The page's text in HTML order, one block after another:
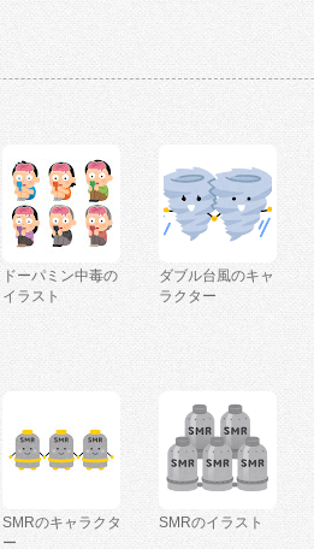
ドーパミン中毒の
イラスト
ダブル台風のキャ
ラクター
SMRのキャラクタ
ー
SMRのイラスト